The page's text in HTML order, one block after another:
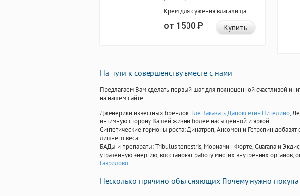
Крем для сужения влагалища
от 1500Р Купить
На пути к совершенству вместе с нами
Предлагаем Вам сделать первый шаг для полноценной счастливой
на нашем сайте:
Дженерики известных брендов: Где Заказать Дапоксетин Пителино,
интимную сторону Вашей жизни более насыщенной и яркой
Синтетические гормоны роста: Динатроп, Ансомон и Гетропин
лишнего веса
БАДы и препараты:Tribulus terrestris, Мориамин Форте, Guarana и
утраченную энергию, восстановят работу многих внутренних органов,
Гаврилово.
Несколько причино объясняющих Почему нужно